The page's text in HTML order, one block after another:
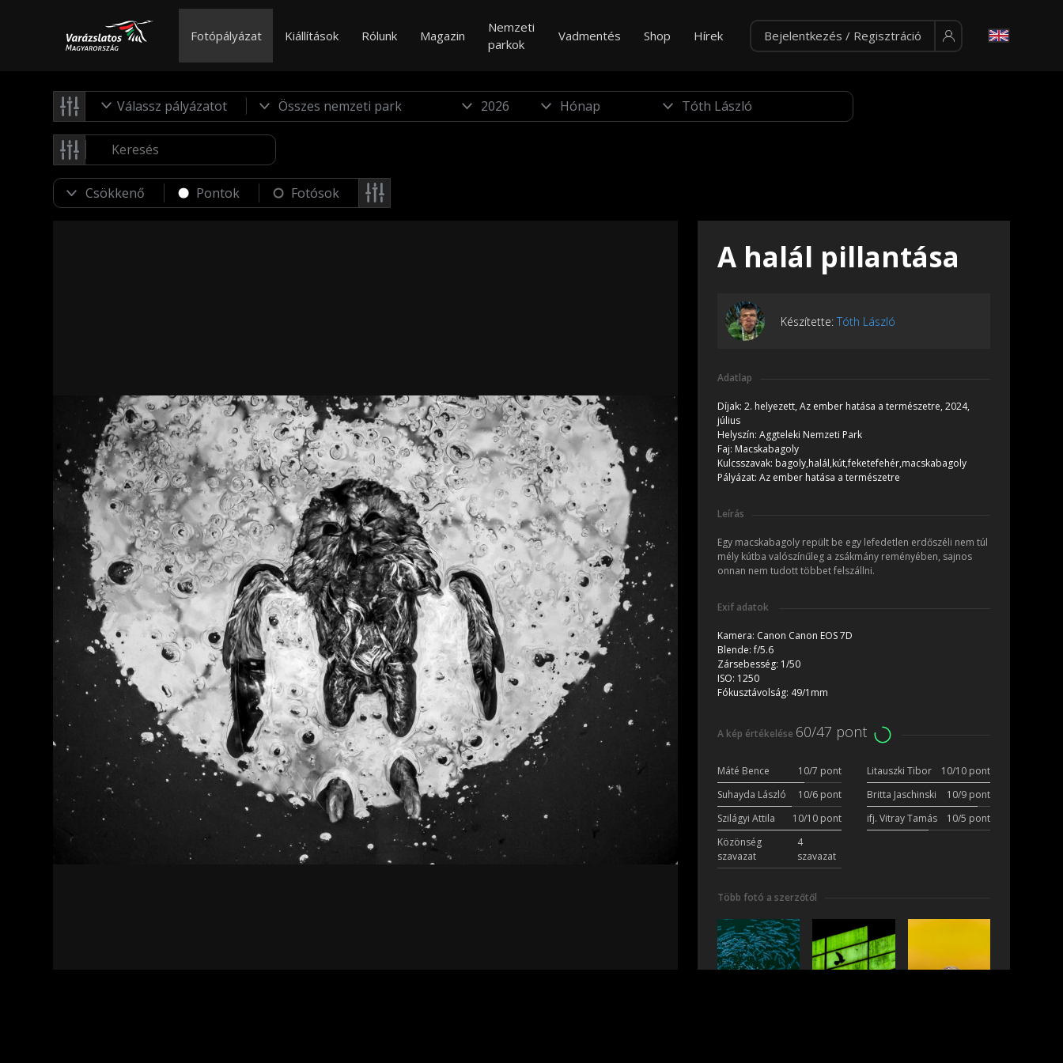
Fotópályázat Kiállítások Rólunk Magazin
Nemzeti
parkok
Vadmentés Shop Hírek Bejelentkezés / Regisztráció
Válassz pályázatot
Pontok Fotósok
A halál pillantása
Készítette: Tóth László
Adatlap
Díjak: 2. helyezett, Az ember hatása a természetre, 2024,
július
Helyszín: Aggteleki Nemzeti Park
Faj: Macskabagoly
Kulcsszavak: bagoly,halál,kút,feketefehér,macskabagoly
Pályázat: Az ember hatása a természetre
Leírás
Egy macskabagoly repült be egy lefedetlen erdőszéli nem túl
mély kútba valószínűleg a zsákmány reményében, sajnos
onnan nem tudott többet felszállni.
Exif adatok
Kamera: Canon Canon EOS 7D
Blende:f/5.6
Zársebesség: 1/50
ISO: 1250
Fókusztávolság: 49/1mm
A kép értékelése 60/47 pont
Máté Bence 10/7 pont Litauszki Tibor
10/10 pont
Suhayda László
10/6 pont Britta Jaschinski
10/9 pont
Szilágyi Attila
10/10 pont ifj. Vitray Tamás
10/5 pont
Közönség
szavazat
4
szavazat
Több fotó a szerzőtől